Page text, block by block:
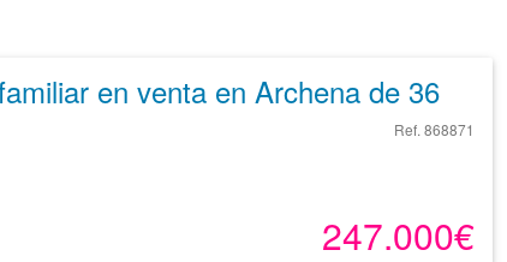
Ref. 868871
247.000€